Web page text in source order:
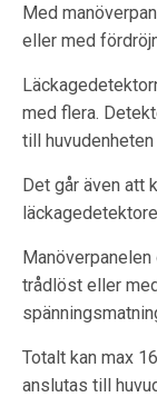
Med
eller med
med flera.
till
Det går även att
trådlöst eller
Totalt kan max
anslutas till